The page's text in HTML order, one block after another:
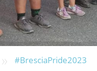
» #BresciaPride2023